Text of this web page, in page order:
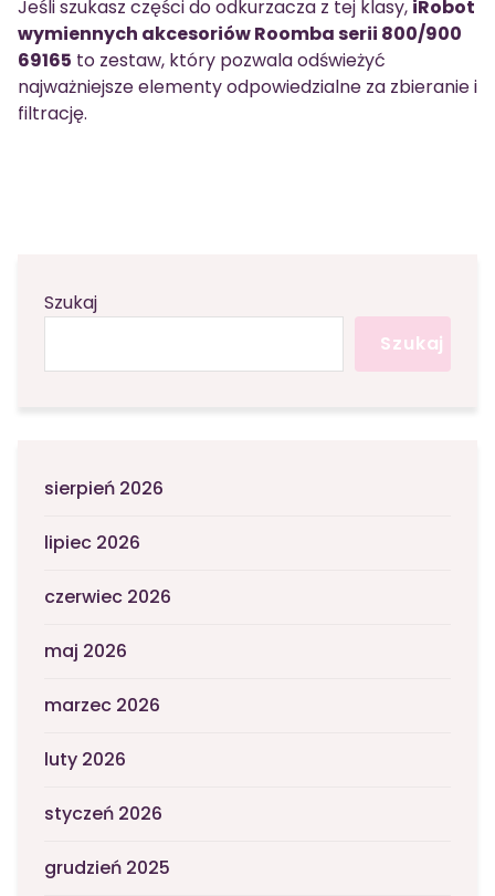
Jeśli szukasz części do odkurzacza z tej klasy, iRobot
wymiennych akcesoriów Roomba serii 800/900
69165 to zestaw, który pozwala odświeżyć
najważniejsze elementy odpowiedzialne za zbieranie i
filtrację.
Szukaj
Szukaj
sierpień 2026
lipiec 2026
czerwiec 2026
maj 2026
marzec 2026
luty 2026
styczeń 2026
grudzień 2025